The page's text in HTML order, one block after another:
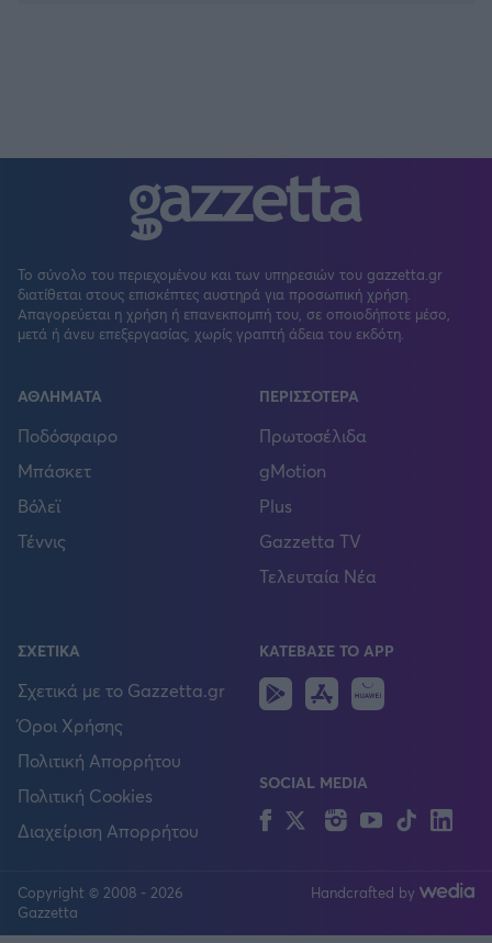
Το σύνολο του περιεχομένου και των υπηρεσιών του gazzetta.gr
διατίθεται στους επισκέπτες αυστηρά για προσωπική χρήση.
Απαγορεύεται η χρήση ή επανεκπομπή του, σε οποιοδήποτε μέσο,
μετά ή άνευ επεξεργασίας, χωρίς γραπτή άδεια του εκδότη.
ΑΘΛΗΜΑΤΑ
Ποδόσφαιρο
Μπάσκετ
Βόλεϊ
Τέννις
ΠΕΡΙΣΣΟΤΕΡΑ
Πρωτοσέλιδα
gMotion
Plus
Gazzetta TV
Τελευταία Νέα
ΣΧΕΤΙΚΑ
Σχετικά με το Gazzetta.gr
Όροι Χρήσης
Πολιτική Απορρήτου
Πολιτική Cookies
Διαχείριση Απορρήτου
ΚΑΤΕΒΑΣΕ ΤΟ APP
Android
IOS
SOCIAL MEDIA
FacebookTwitterInstagram
YouTubeTikTok
Copyright © 2008 - 2026
Gazzetta
Handcrafted by